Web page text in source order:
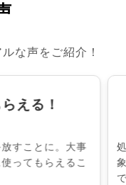
な声をご紹介！
える！
すことに。大事
ってもらえるこ